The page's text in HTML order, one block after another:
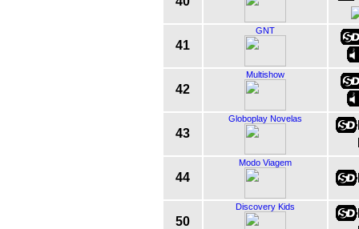
41
GNT
42
Multishow
43
Globoplay Novelas
44
Modo Viagem
50
Discovery Kids